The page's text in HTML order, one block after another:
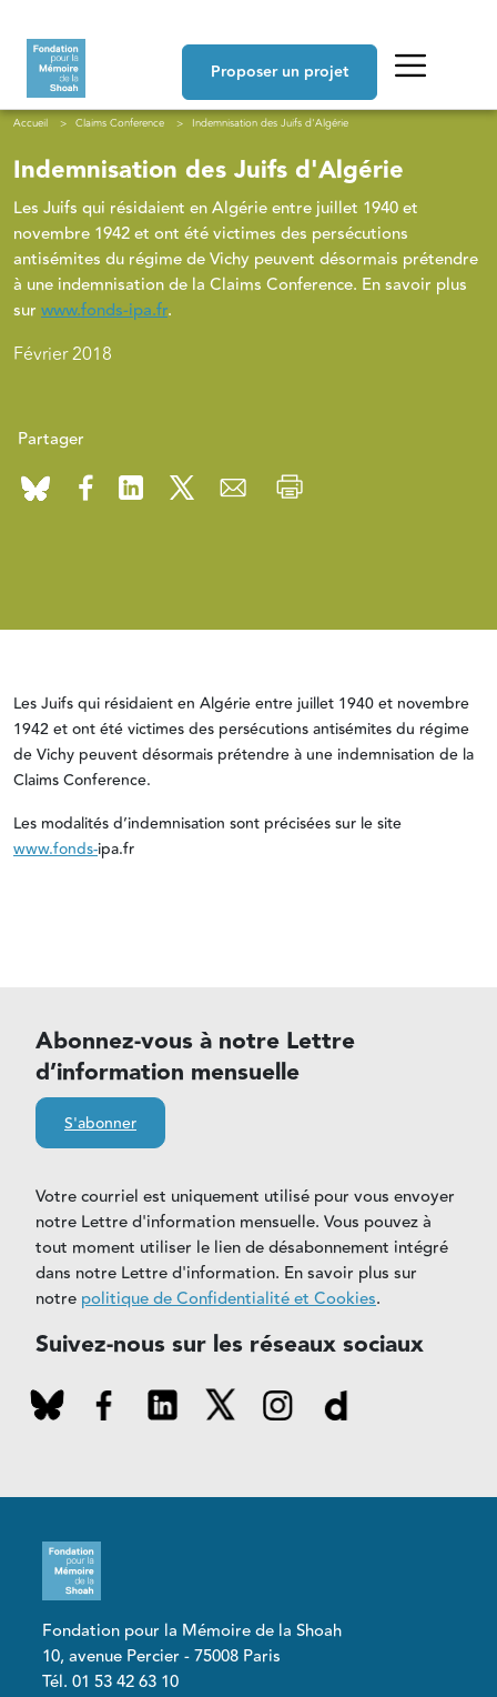
Proposer un projet
Fil d'Ariane
Accueil Claims Conference Indemnisation des Juifs d'Algérie
Indemnisation des Juifs d'Algérie
Les Juifs qui résidaient en Algérie entre juillet 1940 et
novembre 1942 et ont été victimes des persécutions
antisémites du régime de Vichy peuvent désormais prétendre
à une indemnisation de la Claims Conference. En savoir plus
sur www.fonds-ipa.fr.
Février 2018
Partager
Les Juifs qui résidaient en Algérie entre juillet 1940 et novembre
1942 et ont été victimes des persécutions antisémites du régime
de Vichy peuvent désormais prétendre à une indemnisation de la
Claims Conference.
Les modalités d’indemnisation sont précisées sur le site
www.fonds-ipa.fr
Abonnez-vous à notre Lettre
d’information mensuelle
S'abonner
Votre courriel est uniquement utilisé pour vous envoyer
notre Lettre d'information mensuelle. Vous pouvez à
tout moment utiliser le lien de désabonnement intégré
dans notre Lettre d'information. En savoir plus sur
notre politique de Confidentialité et Cookies.
Suivez-nous sur les réseaux sociaux
Fondation pour la Mémoire de la Shoah
10, avenue Percier - 75008 Paris
Tél. 01 53 42 63 10